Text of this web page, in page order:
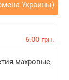
Украины)
6.00 грн.
махровые,